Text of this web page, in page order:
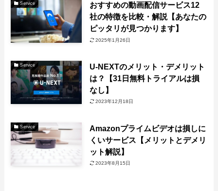
Service
おすすめの動画配信サービス12
社の特徴を比較・解説【あなたの
ピッタリが見つかります】
2025年1月26日
Service
U-NEXTのメリット・デメリット
は？【31日無料トライアルは損
なし】
2023年12月18日
Service
Amazonプライムビデオは損しに
くいサービス【メリットとデメリ
ット解説】
2023年8月15日